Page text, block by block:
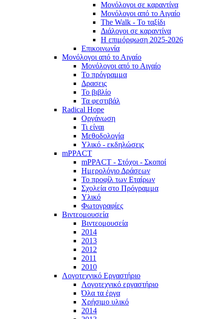
Μονόλογοι σε καραντίνα
Μονόλογοι από το Αιγαίο
The Walk - Το ταξίδι
Διάλογοι σε καραντίνα
Η επιμόρφωση 2025-2026
Επικοινωνία
Μονόλογοι από το Αιγαίο
Μονόλογοι από το Αιγαίο
Το πρόγραμμα
Δρασεις
Το βιβλίο
Τα φεστιβάλ
Radical Hope
Οργάνωση
Τι είναι
Μεθοδολογία
Υλικό - εκδηλώσεις
mPPACT
mPPACT - Στόχοι - Σκοποί
Ημερολόγιο Δράσεων
Το προφίλ των Εταίρων
Σχολεία στο Πρόγραμμα
Υλικό
Φωτογραφίες
Βιντεομουσεία
Βιντεομουσεία
2014
2013
2012
2011
2010
Λογοτεχνικό Εργαστήριο
Λογοτεχνικό εργαστήριο
Όλα τα έργα
Χρήσιμο υλικό
2014